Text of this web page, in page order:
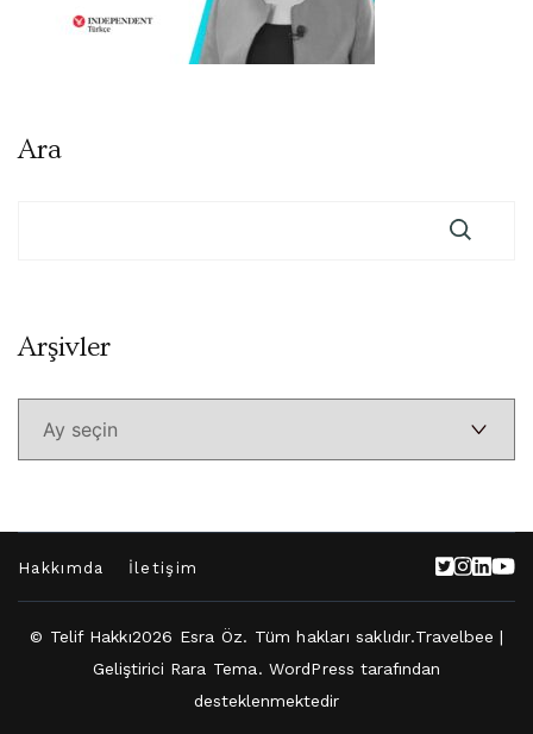
Ara
ArşivlerArşivler
Hakkımda İletişim
© Telif Hakkı2026 Esra Öz. Tüm hakları saklıdır.Travelbee |
Geliştirici Rara Tema. WordPress tarafından
desteklenmektedir